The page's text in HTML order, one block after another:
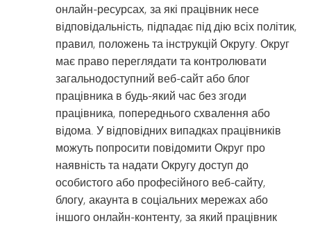
онлайн-ресурсах, за які працівник несе
відповідальність, підпадає під дію всіх політик,
правил, положень та інструкцій Округу. Округ
має право переглядати та контролювати
загальнодоступний веб-сайт або блог
працівника в будь-який час без згоди
працівника, попереднього схвалення або
відома. У відповідних випадках працівників
можуть попросити повідомити Округ про
наявність та надати Округу доступ до
особистого або професійного веб-сайту,
блогу, акаунта в соціальних мережах або
іншого онлайн-контенту, за який працівник